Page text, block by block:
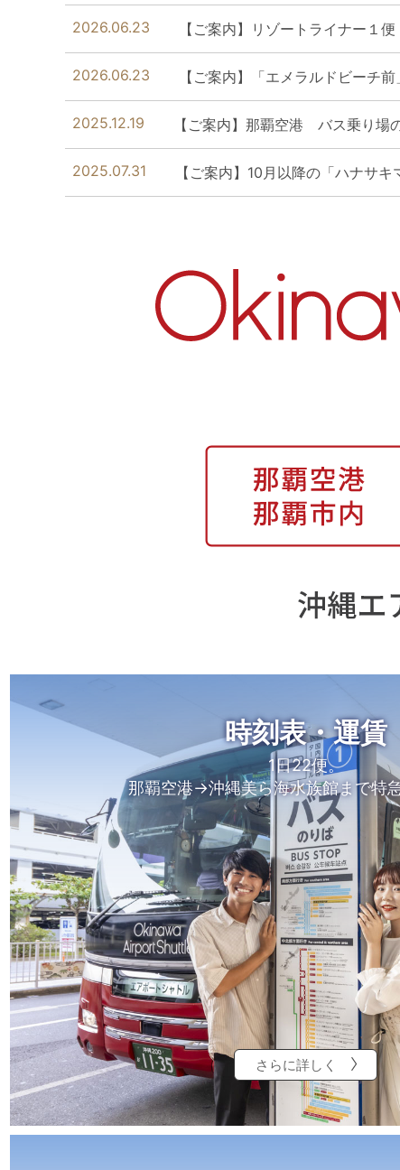
2026.06.23 【ご案内】リゾートライナー１
2026.06.23 【ご案内】「エメラルドビーチ
2025.12.19 【ご案内】那覇空港 バス乗り場
2025.07.31 【ご案内】10月以降の「ハナサ
時刻表・運賃
1日22便。
那覇空港→沖縄美ら海水族館まで特
さらに詳しく